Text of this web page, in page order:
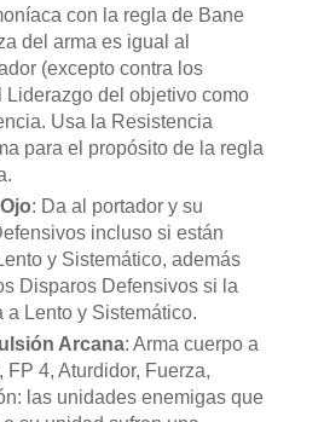
con la regla de Bane
del arma es igual al
(excepto contra los
Liderazgo del objetivo como
Usa la Resistencia
para el propósito de la regla
: Da al portador y su
incluso si están
y Sistemático, además
Disparos Defensivos si la
a Lento y Sistemático.
Arcana: Arma cuerpo a
FP 4, Aturdidor, Fuerza,
las unidades enemigas que